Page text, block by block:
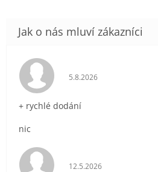
Hodnocení obchodu
5.8.2026
+ rychlé dodání
nic
Hodnocení obchodu
12.5.2026